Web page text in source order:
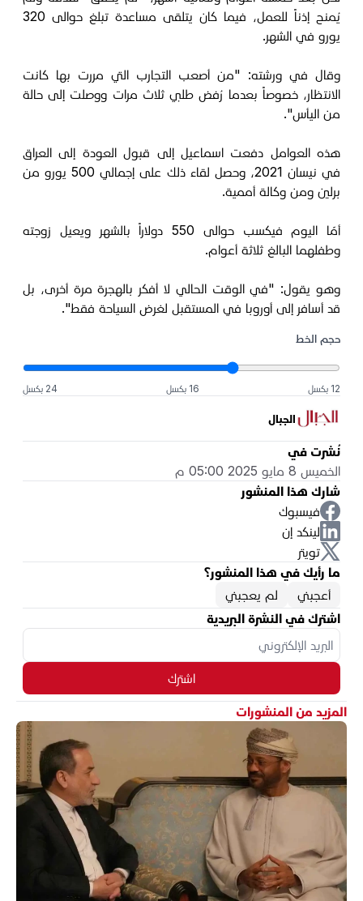
يُمنح إذناً للعمل، فيما كان يتلقى مساعدة تبلغ حوالى 320
يورو في الشهر.
وقال في ورشته: "من أصعب التجارب التي مررت بها كانت
الانتظار، خصوصاً بعدما رُفض طلبي ثلاث مرات ووصلت إلى حالة
من اليأس".
هذه العوامل دفعت اسماعيل إلى قبول العودة إلى العراق
في نيسان 2021، وحصل لقاء ذلك على إجمالي 500 يورو من
برلين ومن وكالة أممية.
أمّا اليوم فيكسب حوالى 550 دولاراً بالشهر ويعيل زوجته
وطفلهما البالغ ثلاثة أعوام.
وهو يقول: "في الوقت الحالي لا أفكر بالهجرة مرة أخرى، بل
قد أسافر إلى أوروبا في المستقبل لغرض السياحة فقط".
حجم الخط
12 بكسل 16 بكسل 24 بكسل
الجبال
نُشرت في
الخميس 8 مايو 2025 05:00 م
شارك هذا المنشور
فيسبوك
لينكد إن
تويتر
ما رأيك في هذا المنشور؟
أعجبني
لم يعجبني
اشترك في النشرة البريدية
اشترك
المزيد من المنشورات